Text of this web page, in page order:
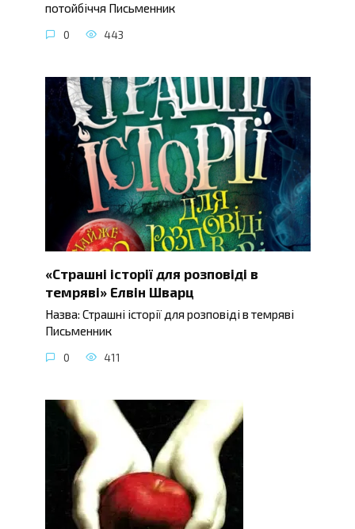
потойбіччя Письменник
0 443
«Страшні історії для розповіді в
темряві» Елвін Шварц
Назва: Страшні історії для розповіді в темряві
Письменник
0 411